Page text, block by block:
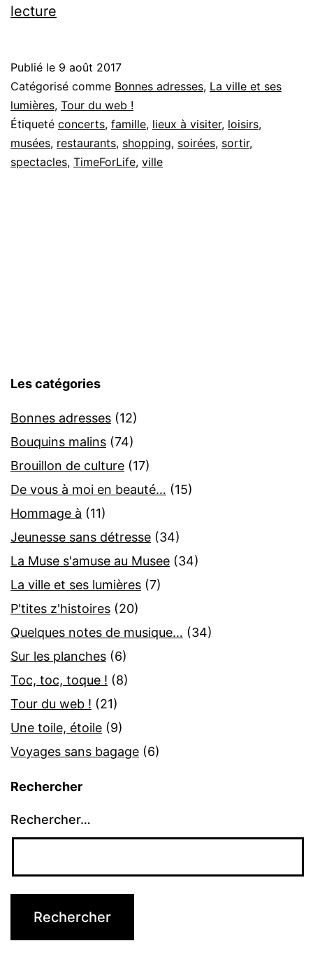
lecture
Publié le 9 août 2017
Catégorisé comme Bonnes adresses, La ville et ses
lumières, Tour du web !
Étiqueté concerts, famille, lieux à visiter, loisirs,
musées, restaurants, shopping, soirées, sortir,
spectacles, TimeForLife, ville
Les catégories
Bonnes adresses (12)
Bouquins malins (74)
Brouillon de culture (17)
De vous à moi en beauté… (15)
Hommage à (11)
Jeunesse sans détresse (34)
La Muse s'amuse au Musee (34)
La ville et ses lumières (7)
P'tites z'histoires (20)
Quelques notes de musique… (34)
Sur les planches (6)
Toc, toc, toque ! (8)
Tour du web ! (21)
Une toile, étoile (9)
Voyages sans bagage (6)
Rechercher
Rechercher…